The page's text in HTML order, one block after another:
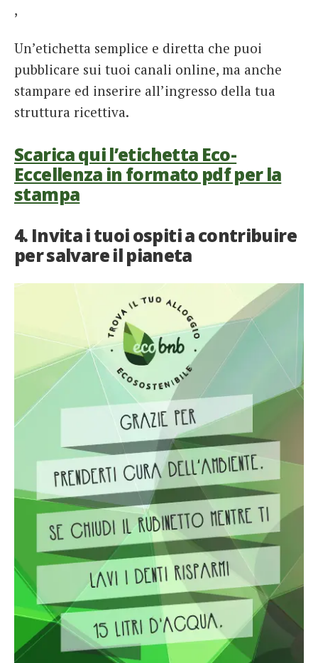
,
Un’etichetta semplice e diretta che puoi
pubblicare sui tuoi canali online, ma anche
stampare ed inserire all’ingresso della tua
struttura ricettiva.
Scarica qui l’etichetta Eco-
Eccellenza in formato pdf per la
stampa
4. Invita i tuoi ospiti a contribuire
per salvare il pianeta